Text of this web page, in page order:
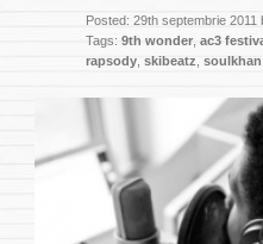
Posted: 29th septembrie 2011
Tags: 9th wonder ac3
rapsody skibeatz soulkhan